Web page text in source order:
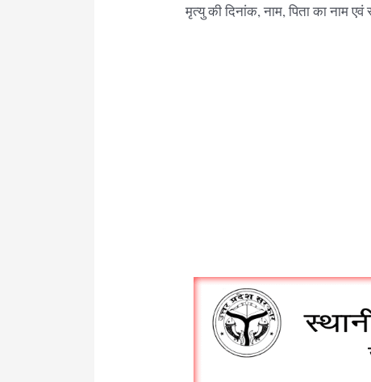
मृत्यु की दिनांक, नाम, पिता का नाम